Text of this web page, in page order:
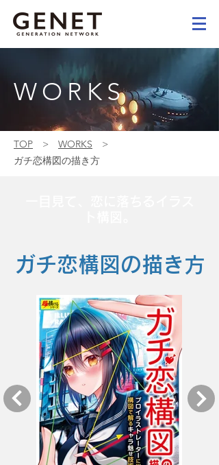
WORKS
TOP > WORKS >
ガチ恋構図の描き方
ガチ恋構図の描き方